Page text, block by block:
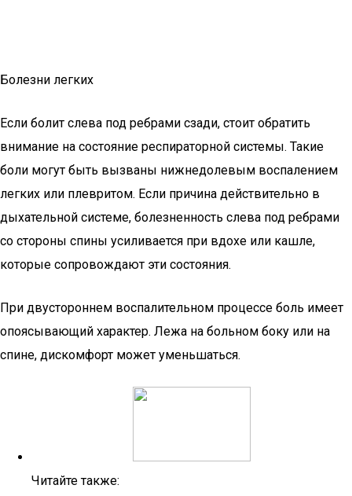
Болезни легких
Если болит слева под ребрами сзади, стоит обратить
внимание на состояние респираторной системы. Такие
боли могут быть вызваны нижнедолевым воспалением
легких или плевритом. Если причина действительно в
дыхательной системе, болезненность слева под ребрами
со стороны спины усиливается при вдохе или кашле,
которые сопровождают эти состояния.
При двустороннем воспалительном процессе боль имеет
опоясывающий характер. Лежа на больном боку или на
спине, дискомфорт может уменьшаться.
Читайте также: